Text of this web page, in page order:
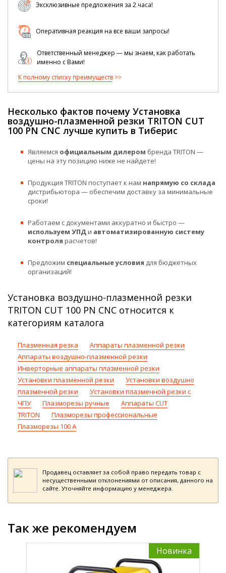
Эксклюзивные предложения за 2 часа!
Оперативная реакция на все ваши запросы!
Ответственный менеджер — мы знаем, как работать
именно с Вами!
К полному списку преимуществ
Несколько фактов почему Установка
воздушно-плазменной резки TRITON CUT
100 PN CNC лучше купить в Тиберис
Являемся официальным дилером бренда TRITON —
цены на эту позицию ниже не найдете!
Продукция TRITON поступает к нам напрямую со склада
дистрибьютора — обеспечим доставку за минимальные
сроки!
Работаем с документами аккуратно и быстро —
используем УПДи автоматизированную систему
контроля расчетов!
Предложим специальные условия для бюджетных
организаций!
Установка воздушно-плазменной резки
TRITON CUT 100 PN CNC относится к
категориям каталога
Плазменная резка
Аппараты плазменной резки
Аппараты воздушно-плазменной резки
Инверторные аппараты плазменной резки
Установки плазменной резки
Установки воздушно
плазменной резки
Установки плазменной резки с
ЧПУ
Плазморезы ручные
Аппараты CUT
TRITON
Плазморезы профессиональные
Плазморезы 100 А
Продавец оставляет за собой право передать товар с
несущественными отклонениями от описания, данного на
сайте. Уточняйте информацию у менеджера.
Так же рекомендуем
Новинка